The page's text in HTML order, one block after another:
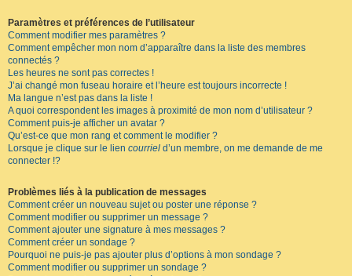
Paramètres et préférences de l’utilisateur
Comment modifier mes paramètres ?
Comment empêcher mon nom d’apparaître dans la liste des membres
connectés ?
Les heures ne sont pas correctes !
J’ai changé mon fuseau horaire et l’heure est toujours incorrecte !
Ma langue n’est pas dans la liste !
A quoi correspondent les images à proximité de mon nom d’utilisateur ?
Comment puis-je afficher un avatar ?
Qu’est-ce que mon rang et comment le modifier ?
Lorsque je clique sur le lien courriel d’un membre, on me demande de me
connecter !?
Problèmes liés à la publication de messages
Comment créer un nouveau sujet ou poster une réponse ?
Comment modifier ou supprimer un message ?
Comment ajouter une signature à mes messages ?
Comment créer un sondage ?
Pourquoi ne puis-je pas ajouter plus d’options à mon sondage ?
Comment modifier ou supprimer un sondage ?